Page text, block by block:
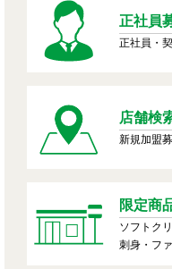
正社員
正社員・
店舗検
新規加盟
限定商
ソフトク
刺身・フ